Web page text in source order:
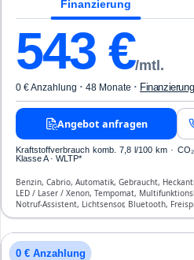
Finanzierung
543 €/mtl.
0 € Anzahlung · 48 Monate ·
Angebot anfragen
Kraftstoffverbrauch komb. 7,8 l/100 km ·
Klasse A · WLTP*
Benzin, Cabrio, Automatik, Gebraucht,
LED / Laser / Xenon, Tempomat,
Notruf-Assistent, Lichtsensor, Bluetooth,
Erkennung, ESP, ABS, Klimaanlage, Front- und
0 € Anzahlung